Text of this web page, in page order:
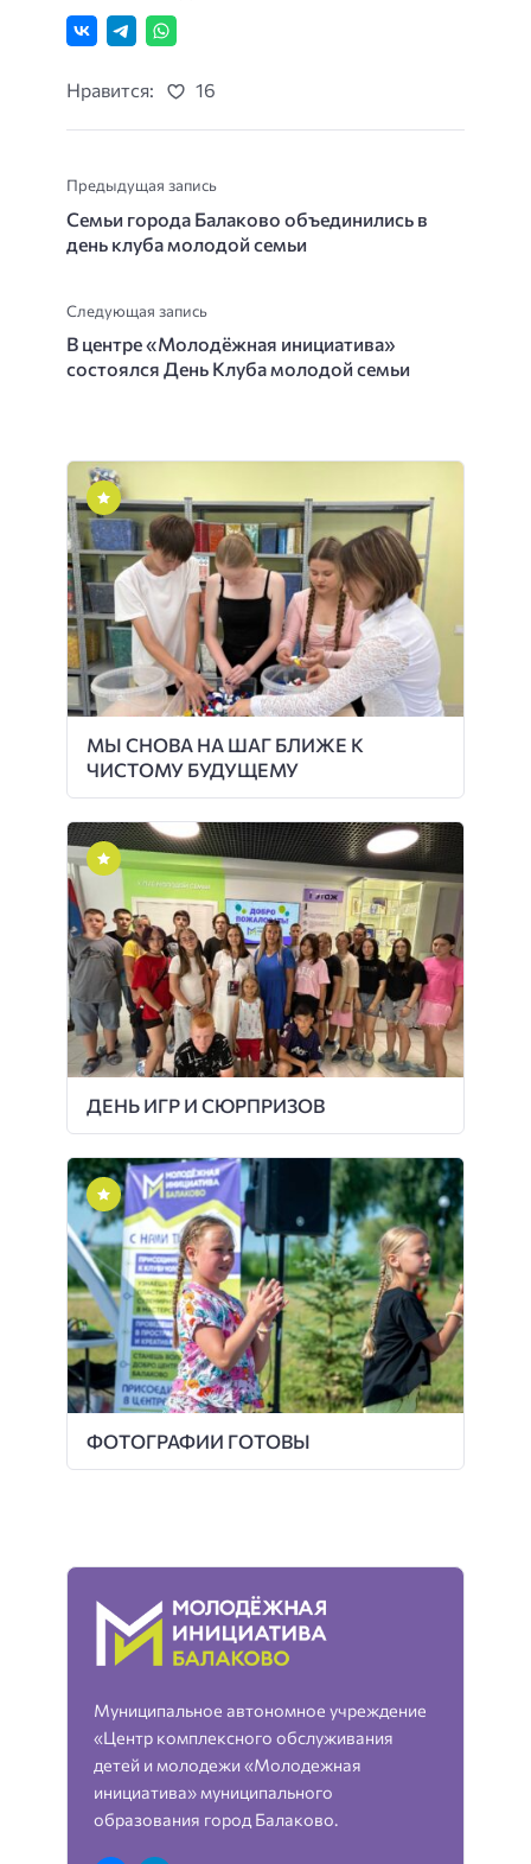
Нравится: 16
Предыдущая запись
Семьи города Балаково объединились в
день клуба молодой семьи
Следующая запись
В центре «Молодёжная инициатива»
состоялся День Клуба молодой семьи
МЫ СНОВА НА ШАГ БЛИЖЕ К
ЧИСТОМУ БУДУЩЕМУ
ДЕНЬ ИГР И СЮРПРИЗОВ
ФОТОГРАФИИ ГОТОВЫ
Муниципальное автономное учреждение
«Центр комплексного обслуживания
детей и молодежи «Молодежная
инициатива» муниципального
образования город Балаково.